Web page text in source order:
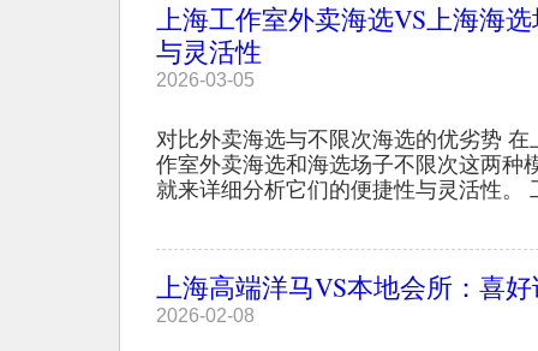
上海工作室外卖海选VS上海海
与灵活性
2026-03-05
对比外卖海选与不限次海选的优劣势
作室外卖海选和海选场子不限次这两种
就来详细分析它们的便捷性与灵活性。
上海高端洋马VS本地会所：喜
2026-02-08